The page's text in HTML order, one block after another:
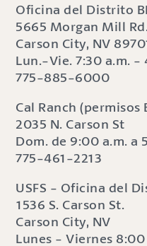
Oficina del Distrito
5665 Morgan Mill
Carson City, NV
Lun.-Vie. 7:30 a.m. -
775-885-6000
Cal Ranch (permisos
2035 N. Carson St
Dom. de 9:00 a.m. a
775-461-2213
USFS - Oficina del
1536 S. Carson St.
Carson City, NV
Lunes - Viernes